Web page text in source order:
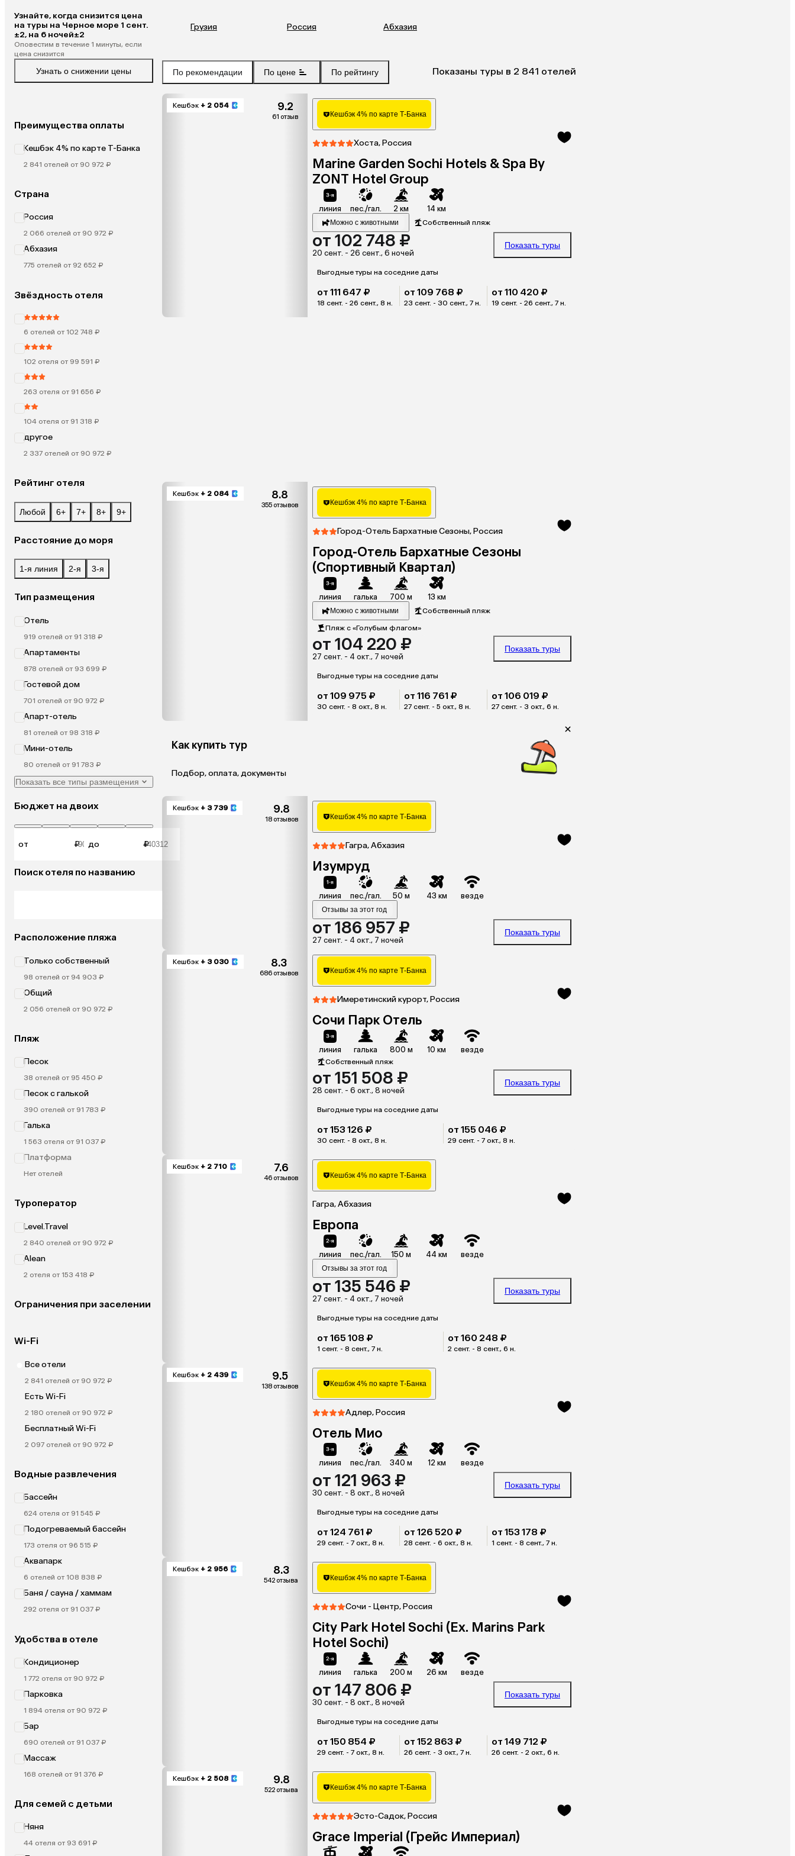
Узнайте, когда снизится цена
на туры на Черное море 1 сент.
±2, на 6 ночей±2
Оповестим в течение 1 минуты, если
цена снизится
Узнать о снижении цены
Преимущества оплаты
Кешбэк 4% по карте Т-Банка
2 841 отелей от 90 972 ₽
Страна
Россия
2 066 отелей от 90 972 ₽
Абхазия
775 отелей от 92 652 ₽
Звёздность отеля
6 отелей от 102 748 ₽
102 отеля от 99 591 ₽
263 отеля от 91 656 ₽
104 отеля от 91 318 ₽
другое
2 337 отелей от 90 972 ₽
Рейтинг отеля
Любой 6+ 7+ 8+ 9+
Расстояние до моря
1-я линия 2-я 3-я
Тип размещения
Отель
919 отелей от 91 318 ₽
Апартаменты
878 отелей от 93 699 ₽
Гостевой дом
701 отелей от 90 972 ₽
Апарт-отель
81 отелей от 98 318 ₽
Мини-отель
80 отелей от 91 783 ₽
Показать все типы размещения
Бюджет на двоих
от ₽ до ₽
Поиск отеля по названию
Расположение пляжа
Только собственный
98 отелей от 94 903 ₽
Общий
2 056 отелей от 90 972 ₽
Пляж
Песок
38 отелей от 95 450 ₽
Песок с галькой
390 отелей от 91 783 ₽
Галька
1 563 отеля от 91 037 ₽
Платформа
Нет отелей
Туроператор
Level.Travel
2 840 отелей от 90 972 ₽
Alean
2 отеля от 153 418 ₽
Ограничения при заселении
Wi-Fi
Все отели
2 841 отелей от 90 972 ₽
Есть Wi-Fi
2 180 отелей от 90 972 ₽
Бесплатный Wi-Fi
2 097 отелей от 90 972 ₽
Водные развлечения
Бассейн
624 отеля от 91 545 ₽
Подогреваемый бассейн
173 отеля от 96 515 ₽
Аквапарк
6 отелей от 108 838 ₽
Баня / сауна / хаммам
292 отеля от 91 037 ₽
Удобства в отеле
Кондиционер
1 772 отеля от 90 972 ₽
Парковка
1 894 отеля от 90 972 ₽
Бар
690 отелей от 91 037 ₽
Массаж
168 отелей от 91 376 ₽
Для семей с детьми
Няня
44 отеля от 93 691 ₽
Грузия Россия Абхазия
По рекомендации По цене По рейтингу Показаны туры в 2 841 отелей
Кешбэк + 2 054 9.2
61 отзыв Кешбэк 4% по карте Т-Банка
Хоста, Россия
Marine Garden Sochi Hotels & Spa By
ZONT Hotel Group
линия пес./гал. 2 км 14 км
Можно с животными Собственный пляж
от 102 748 ₽
20 сент. - 26 сент., 6 ночей
Показать туры
Выгодные туры на соседние даты
от 111 647 ₽
18 сент. - 26 сент., 8 н.
от 109 768 ₽
23 сент. - 30 сент., 7 н.
от 110 420 ₽
19 сент. - 26 сент., 7 н.
Кешбэк + 2 084 8.8
355 отзывов Кешбэк 4% по карте Т-Банка
Город-Отель Бархатные Сезоны, Россия
Город-Отель Бархатные Сезоны
(Спортивный Квартал)
линия галька 700 м 13 км
Можно с животными Собственный пляж
Пляж с «Голубым флагом»
от 104 220 ₽
27 сент. - 4 окт., 7 ночей
Показать туры
Выгодные туры на соседние даты
от 109 975 ₽
30 сент. - 8 окт., 8 н.
от 116 761 ₽
27 сент. - 5 окт., 8 н.
от 106 019 ₽
27 сент. - 3 окт., 6 н.
Как купить тур
Подбор, оплата, документы
Кешбэк + 3 739 9.8
18 отзывов Кешбэк 4% по карте Т-Банка
Гагра, Абхазия
Изумруд
линия пес./гал. 50 м 43 км везде
Отзывы за этот год
от 186 957 ₽
27 сент. - 4 окт., 7 ночей
Показать туры
Кешбэк + 3 030 8.3
686 отзывов Кешбэк 4% по карте Т-Банка
Имеретинский курорт, Россия
Сочи Парк Отель
линия галька 800 м 10 км везде
Собственный пляж
от 151 508 ₽
28 сент. - 6 окт., 8 ночей
Показать туры
Выгодные туры на соседние даты
от 153 126 ₽
30 сент. - 8 окт., 8 н.
от 155 046 ₽
29 сент. - 7 окт., 8 н.
Кешбэк + 2 710 7.6
46 отзывов Кешбэк 4% по карте Т-Банка
Гагра, Абхазия
Европа
линия пес./гал. 150 м 44 км везде
Отзывы за этот год
от 135 546 ₽
27 сент. - 4 окт., 7 ночей
Показать туры
Выгодные туры на соседние даты
от 165 108 ₽
1 сент. - 8 сент., 7 н.
от 160 248 ₽
2 сент. - 8 сент., 6 н.
Кешбэк + 2 439 9.5
138 отзывов Кешбэк 4% по карте Т-Банка
Адлер, Россия
Отель Мио
линия пес./гал. 340 м 12 км везде
от 121 963 ₽
30 сент. - 8 окт., 8 ночей
Показать туры
Выгодные туры на соседние даты
от 124 761 ₽
29 сент. - 7 окт., 8 н.
от 126 520 ₽
28 сент. - 6 окт., 8 н.
от 153 178 ₽
1 сент. - 8 сент., 7 н.
Кешбэк + 2 956 8.3
542 отзыва Кешбэк 4% по карте Т-Банка
Сочи - Центр, Россия
City Park Hotel Sochi (Ex. Marins Park
Hotel Sochi)
линия галька 200 м 26 км везде
от 147 806 ₽
30 сент. - 8 окт., 8 ночей
Показать туры
Выгодные туры на соседние даты
от 150 854 ₽
29 сент. - 7 окт., 8 н.
от 152 863 ₽
26 сент. - 3 окт., 7 н.
от 149 712 ₽
26 сент. - 2 окт., 6 н.
Кешбэк + 2 508 9.8
522 отзыва Кешбэк 4% по карте Т-Банка
Эсто-Садок, Россия
Grace Imperial (Грейс Империал)